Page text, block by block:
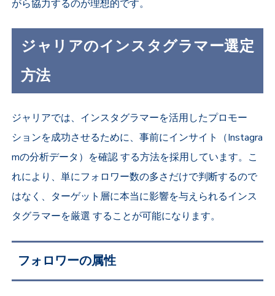
がら協力するのが理想的です。
ジャリアのインスタグラマー選定
方法
ジャリアでは、インスタグラマーを活用したプロモー
ションを成功させるために、事前にインサイト（Instagra
mの分析データ）を確認 する方法を採用しています。こ
れにより、単にフォロワー数の多さだけで判断するので
はなく、ターゲット層に本当に影響を与えられるインス
タグラマーを厳選 することが可能になります。
フォロワーの属性